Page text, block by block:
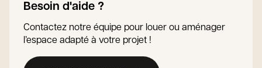
Besoin d'aide ?
Contactez notre équipe pour louer ou aménager
l’espace adapté à votre projet !